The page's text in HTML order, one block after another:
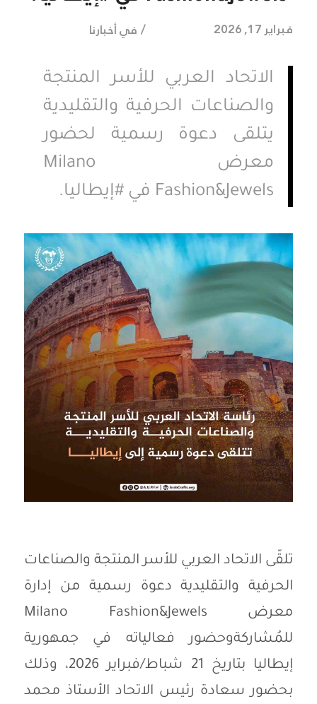
فبراير 17, 2026 / فيأخبارنا
الاتحاد العربي للأسر
المنتجة
والصناعات الحرفية والتقليدية
يتلقى
دعوة رسمية
لحضور
معرض
Milano
Fashion&Jewels في #إيطاليا.
تلقّى الاتحاد العربي للأسر المنتجة والصناعات
الحرفية
والتقليدية دعوة رسمية من
إدارة
معرض
للمُشاركةوحضور فعالياته في
جمهورية
إيطاليا
بتاريخ شباط/فبراير2026 ،
وذلك
بحضور سعادة رئيس الاتحاد الأستاذ محمد